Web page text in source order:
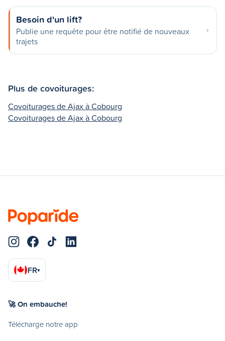
Besoin d'un lift?
Publie une requête pour être notifié de nouveaux
trajets
Plus de covoiturages:
Covoiturages de Ajax à Cobourg
Covoiturages de Ajax à Cobourg
FR▾
🚀 On embauche!
Télécharge notre app